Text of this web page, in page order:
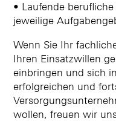
• Laufende
jeweilige
Wenn Sie Ihr
Ihren Einsatzwillen
einbringen und sich
erfolgreichen und
wollen, freuen wir